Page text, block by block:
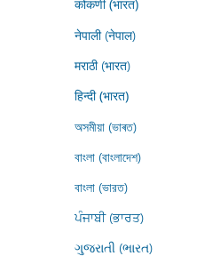
कोंकणी (भारत)
नेपाली (नेपाल)
मराठी (भारत)
हिन्दी (भारत)
অসমীয়া (ভাৰত)
বাংলা (বাংলাদেশ)
বাংলা (ভারত)
ਪੰਜਾਬੀ (ਭਾਰਤ)
ગુજરાતી (ભારત)